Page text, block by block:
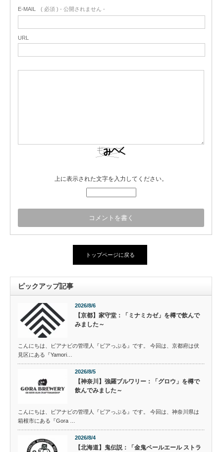
E-MAIL ( 必須 ) - 公開されません -
URL
上に表示された文字を入力してください。
トップページに戻る
ピックアップ記事
2026/8/6
【京都】家守堂：「ミナミカゼ」を樽で飲んで
みました～
こんにちは、ビアナビの管理人『ビアっぷる』です。 今回は、京都府は伏
見区にある『Yamori…
2026/8/5
【神奈川】強羅ブルワリー：「グロウ」を樽で
飲んでみました～
こんにちは、ビアナビの管理人『ビアっぷる』です。 今回は、神奈川県は
箱根市にある『Gora …
2026/8/4
【北海道】鬼伝説：「金鬼ペールエール ストラ